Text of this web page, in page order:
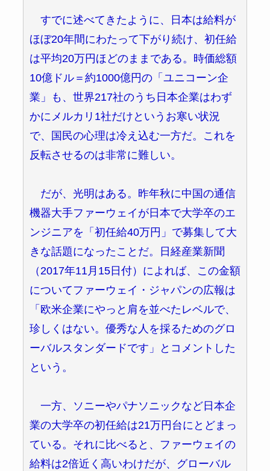
すでに述べてきたように、日本は給料が
ほぼ20年間にわたって下がり続け、初任給
は平均20万円ほどのままである。時価総額
10億ドル＝約1000億円の「ユニコーン企
業」も、世界217社のうち日本企業はわず
かにメルカリ1社だけというお寒い状況
で、国民の心理は冷え込む一方だ。これを
反転させるのは非常に難しい。
だが、光明はある。昨年秋に中国の通信
機器大手ファーウェイが日本で大学卒のエ
ンジニアを「初任給40万円」で募集して大
きな話題になったことだ。日経産業新聞
（2017年11月15日付）によれば、この金額
についてファーウェイ・ジャパンの広報は
「欧米企業にやっと肩を並べたレベルで、
珍しくはない。優秀な人を採るためのグロ
ーバルスタンダードです」とコメントした
という。
一方、ソニーやパナソニックなど日本企
業の大学卒の初任給は21万円台にとどまっ
ている。それに比べると、ファーウェイの
給料は2倍近く高いわけだが、グローバル